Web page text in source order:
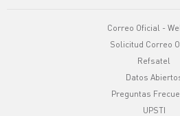
Correo Oficial -
Solicitud Correo
Refsatel
Datos
Preguntas
UPSTI